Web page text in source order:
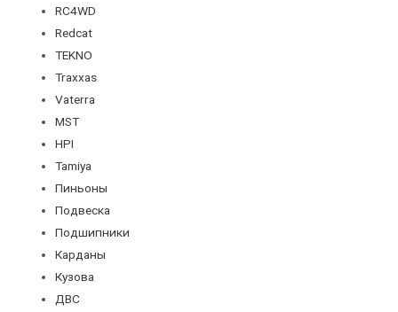
RC4WD
Redcat
TEKNO
Traxxas
Vaterra
MST
HPI
Tamiya
Пиньоны
Подвеска
Подшипники
Карданы
Кузова
ДВС